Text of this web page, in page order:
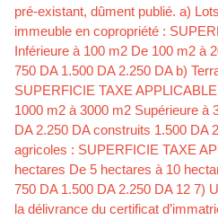
pré-existant, dûment publié. a)
immeuble en copropriété :
Inférieure à 100 m2 De 100 m2 à
750 DA 1.500 DA 2.250 DA b)
SUPERFICIE TAXE
1000 m2 à 3000 m2 Supérieure à
DA 2.250 DA construits 1.500 DA
agricoles : SUPERFICIE TAXE
hectares De 5 hectares à 10
750 DA 1.500 DA 2.250 DA 12 7)
la délivrance du certificat